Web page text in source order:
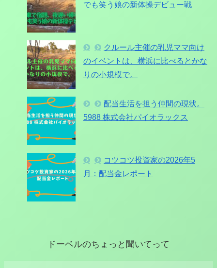
でも笑う娘の新体操デビュー戦
クルール主催の乳児ママ向け
のイベントは、横浜に比べるとかな
りの小規模で。
配当生活を担う仲間の現状。
5988 株式会社パイオラックス
コツコツ投資家の2026年5
月：配当金レポート
ドーベルのちょっと聞いてって